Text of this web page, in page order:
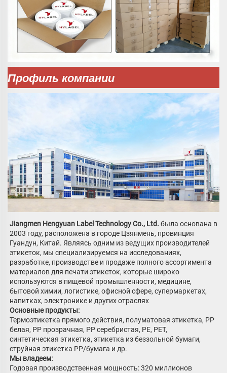
Профиль компании
Jiangmen Hengyuan Label Technology Co., Ltd. была основана в
2003 году, расположена в городе Цзянмень, провинция
Гуандун, Китай. Являясь одним из ведущих производителей
этикеток, мы специализируемся на исследованиях,
разработке, производстве и продаже полного ассортимента
материалов для печати этикеток, которые широко
используются в пищевой промышленности, медицине,
бытовой химии, логистике, офисной сфере, супермаркетах,
напитках, электронике и других отраслях
Основные продукты:
Термоэтикетка прямого действия, полуматовая этикетка, PP
белая, PP прозрачная, PP серебристая, PE, PET,
синтетическая этикетка, этикетка из беззольной бумаги,
струйная этикетка PP/бумага и др.
Мы владеем:
Годовая производственная мощность: 320 миллионов